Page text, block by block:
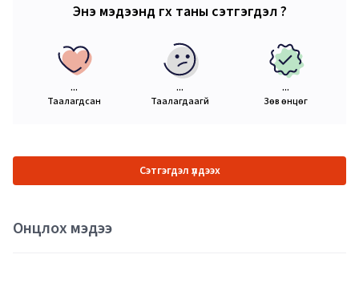
Энэ мэдээнд өгөх таны сэтгэгдэл ?
...
Таалагдсан
...
Таалагдаагүй
...
Зөв өнцөг
Сэтгэгдэл үлдээх
Онцлох мэдээ